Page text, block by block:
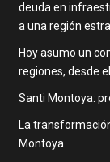
deuda en
a una región
Hoy asumo un
regiones, desde
Santi Montoya:
La
Montoya